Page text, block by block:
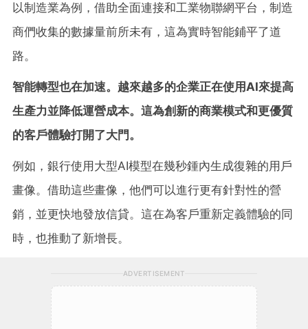
以制造業為例，借助全面連接和工業物聯網平台，制造
商們收集的數據量前所未有，這為實時智能鋪平了道
路。
智能轉型也在加速。越來越多的企業正在使用AI來提高
生產力並降低運營成本。這為創新的商業模式和更優質
的客戶體驗打開了大門。
例如，銀行使用大型AI模型在幾秒鍾內生成復雜的用戶
畫像。借助這些畫像，他們可以進行更有針對性的營
銷，並更快地發放信貸。這在為客戶重新定義體驗的同
時，也推動了新增長。
ADVERTISEMENT